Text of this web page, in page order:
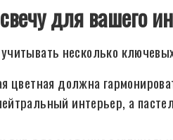
для вашего
несколько
цветная должна
интерьер, а